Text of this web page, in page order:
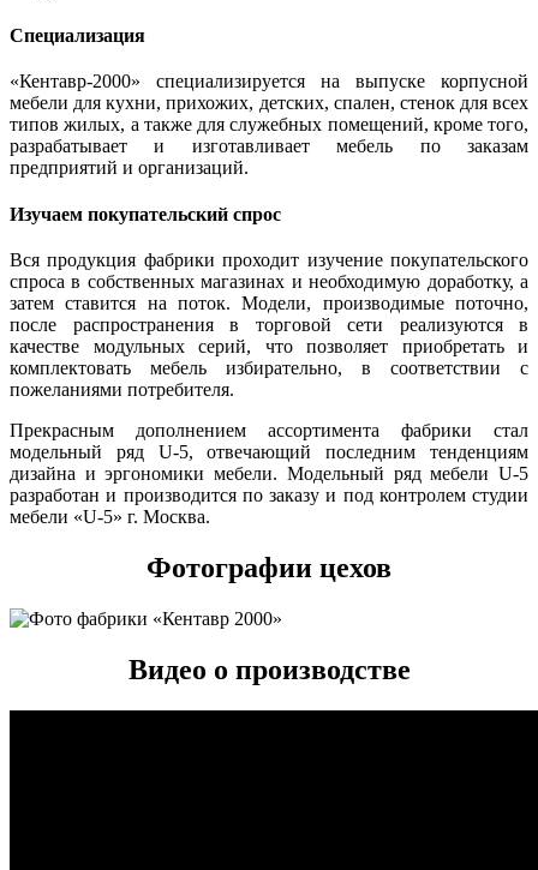
Специализация
«Кентавр-2000» специализируется на выпуске корпусной
мебели для кухни, прихожих, детских, спален, стенок для всех
типов жилых, а также для служебных помещений, кроме того,
разрабатывает и изготавливает мебель по заказам
предприятий и организаций.
Изучаем покупательский спрос
Вся продукция фабрики проходит изучение покупательского
спроса в собственных магазинах и необходимую доработку, а
затем ставится на поток. Модели, производимые поточно,
после распространения в торговой сети реализуются в
качестве модульных серий, что позволяет приобретать и
комплектовать мебель избирательно, в соответствии с
пожеланиями потребителя.
Прекрасным дополнением ассортимента фабрики стал
модельный ряд U-5, отвечающий последним тенденциям
дизайна и эргономики мебели. Модельный ряд мебели U-5
разработан и производится по заказу и под контролем студии
мебели «U-5» г. Москва.
Фотографии цехов
Видео о производстве